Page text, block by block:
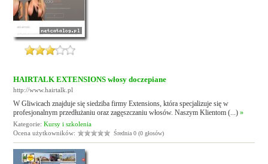
HAIRTALK EXTENSIONS włosy doczepiane
http://www.hairtalk.pl
W Gliwicach znajduje się siedziba firmy Extensions, która specjalizuje się w
profesjonalnym przedłużaniu oraz zagęszczaniu włosów. Naszym Klientom (...)»
Kategorie:Kursy i szkolenia
Ocena użytkowników:
Średnia 0 (0 głosów)